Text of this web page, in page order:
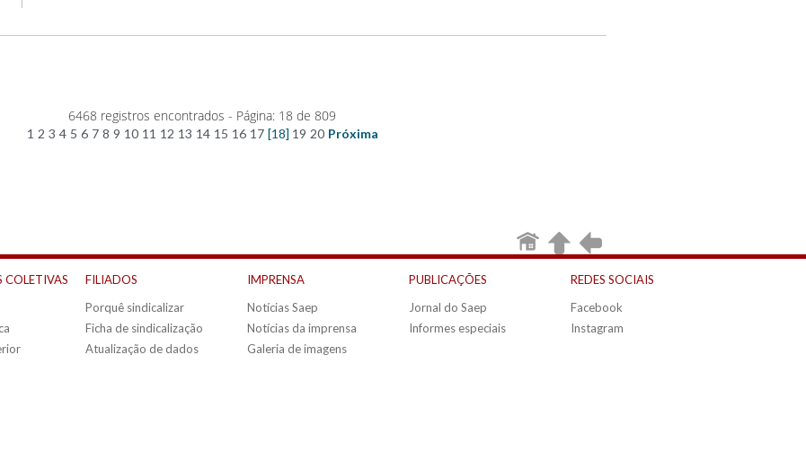
6468 registros encontrados - Página: 18 de 809
1 2 3 4 5 6 7 8 9 10 11 12 13 14 15 16 17 [18] 19 20 Próxima
COLETIVAS
FILIADOS
Porquê sindicalizar
Ficha de sindicalização
Atualização de dados
IMPRENSA
Notícias Saep
Notícias da imprensa
Galeria de imagens
PUBLICAÇÕES
Jornal do Saep
Informes especiais
REDES SOCIAIS
Facebook
Instagram